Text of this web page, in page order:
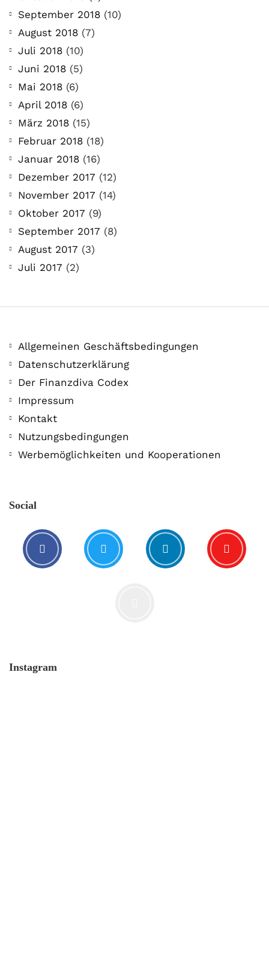
September 2018 (10)
August 2018 (7)
Juli 2018 (10)
Juni 2018 (5)
Mai 2018 (6)
April 2018 (6)
März 2018 (15)
Februar 2018 (18)
Januar 2018 (16)
Dezember 2017 (12)
November 2017 (14)
Oktober 2017 (9)
September 2017 (8)
August 2017 (3)
Juli 2017 (2)
Allgemeinen Geschäftsbedingungen
Datenschutzerklärung
Der Finanzdiva Codex
Impressum
Kontakt
Nutzungsbedingungen
Werbemöglichkeiten und Kooperationen
Social
Instagram